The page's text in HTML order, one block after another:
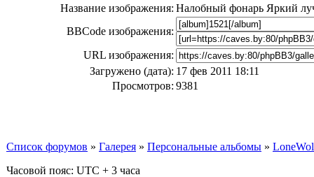
Название изображения: Налобный фонарь Яркий
BBCode изображения:
URL изображения:
Загружено (дата): 17 фев 2011 18:11
Просмотров: 9381
Список форумов » Галерея » Персональные альбомы »
Часовой пояс: UTC + 3 часа